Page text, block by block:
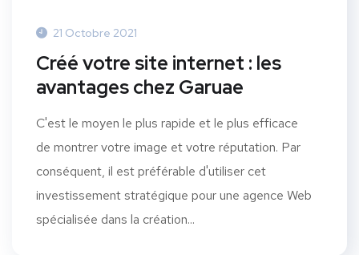
21 Octobre 2021
Créé votre site internet : les
avantages chez Garuae
C'est le moyen le plus rapide et le plus efficace
de montrer votre image et votre réputation. Par
conséquent, il est préférable d'utiliser cet
investissement stratégique pour une agence Web
spécialisée dans la création...